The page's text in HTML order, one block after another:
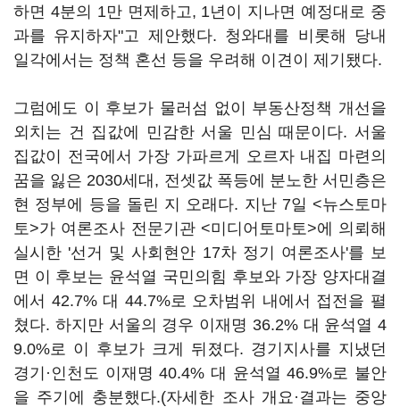
하면 4분의 1만 면제하고, 1년이 지나면 예정대로 중
과를 유지하자"고 제안했다. 청와대를 비롯해 당내
일각에서는 정책 혼선 등을 우려해 이견이 제기됐다.
그럼에도 이 후보가 물러섬 없이 부동산정책 개선을
외치는 건 집값에 민감한 서울 민심 때문이다. 서울
집값이 전국에서 가장 가파르게 오르자 내집 마련의
꿈을 잃은 2030세대, 전셋값 폭등에 분노한 서민층은
현 정부에 등을 돌린 지 오래다. 지난 7일 <뉴스토마
토>가 여론조사 전문기관 <미디어토마토>에 의뢰해
실시한 '선거 및 사회현안 17차 정기 여론조사'를 보
면 이 후보는 윤석열 국민의힘 후보와 가장 양자대결
에서 42.7% 대 44.7%로 오차범위 내에서 접전을 펼
쳤다. 하지만 서울의 경우 이재명 36.2% 대 윤석열 4
9.0%로 이 후보가 크게 뒤졌다. 경기지사를 지냈던
경기·인천도 이재명 40.4% 대 윤석열 46.9%로 불안
을 주기에 충분했다.(자세한 조사 개요·결과는 중앙